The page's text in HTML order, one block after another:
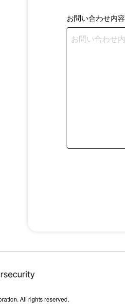
お問い合わせ内容
All rights reserved.